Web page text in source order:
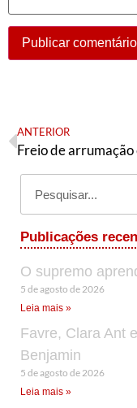
ANTERIOR
Publicações
O supremo
5 de agosto de 2026
Leia mais »
Favre, Clara Ant
Benjamin
5 de agosto de 2026
Leia mais »